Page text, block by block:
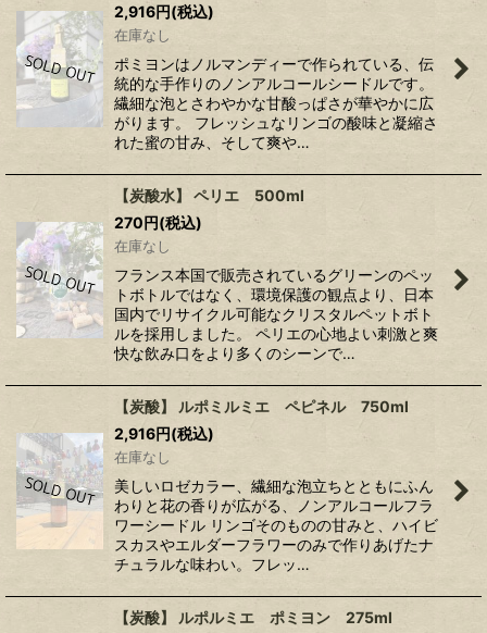
2,916円(税込)
在庫なし
ポミヨンはノルマンディーで作られている、伝
統的な手作りのノンアルコールシードルです。
繊細な泡とさわやかな甘酸っぱさが華やかに広
がります。 フレッシュなリンゴの酸味と凝縮さ
れた蜜の甘み、そして爽や…
【炭酸水】 ペリエ 500ml
270円(税込)
在庫なし
フランス本国で販売されているグリーンのペッ
トボトルではなく、環境保護の観点より、日本
国内でリサイクル可能なクリスタルペットボト
ルを採用しました。 ペリエの心地よい刺激と爽
快な飲み口をより多くのシーンで…
【炭酸】 ルポミルミエ ペピネル 750ml
2,916円(税込)
在庫なし
美しいロゼカラー、繊細な泡立ちとともにふん
わりと花の香りが広がる、ノンアルコールフラ
ワーシードル リンゴそのものの甘みと、ハイビ
スカスやエルダーフラワーのみで作りあげたナ
チュラルな味わい。フレッ…
【炭酸】 ルポルミエ ポミヨン 275ml